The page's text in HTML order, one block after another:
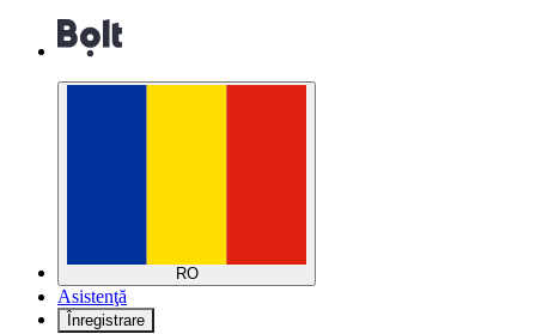
RO
Asistenţă
Înregistrare